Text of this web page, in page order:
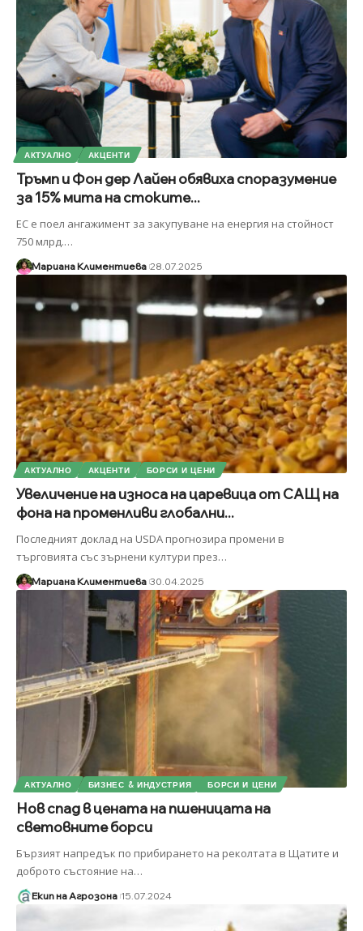
АКТУАЛНО АКЦЕНТИ
Тръмп и Фон дер Лайен обявиха споразумение
за 15% мита на стоките...
ЕС е поел ангажимент за закупуване на енергия на стойност
750 млрд.…
Мариана Климентиева 28.07.2025
АКТУАЛНО АКЦЕНТИ БОРСИ И ЦЕНИ
Увеличение на износа на царевица от САЩ на
фона на променливи глобални...
Последният доклад на USDA прогнозира промени в
търговията със зърнени култури през…
Мариана Климентиева 30.04.2025
АКТУАЛНО БИЗНЕС & ИНДУСТРИЯ БОРСИ И ЦЕНИ
Нов спад в цената на пшеницата на
световните борси
Бързият напредък по прибирането на реколтата в Щатите и
доброто състояние на…
Екип на Агрозона 15.07.2024